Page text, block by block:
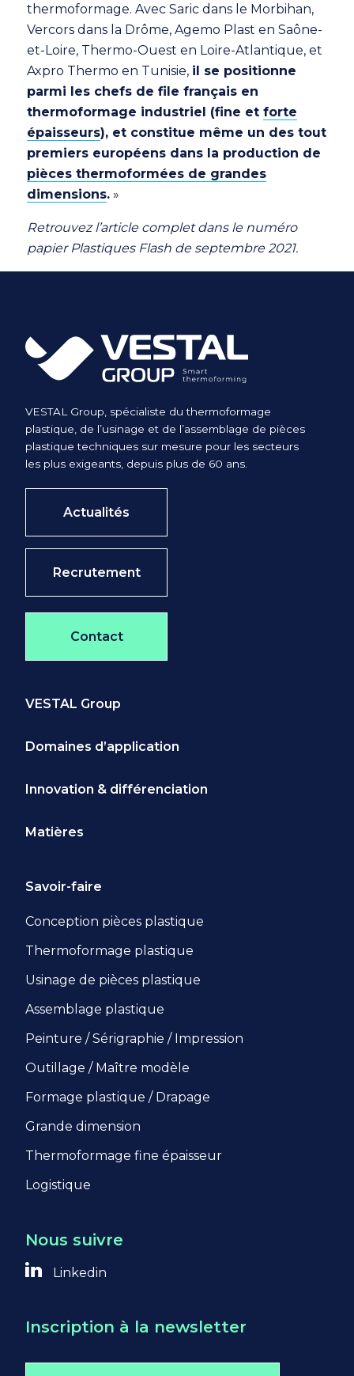
thermoformage. Avec Saric dans le Morbihan,
Vercors dans la Drôme, Agemo Plast en Saône-
et-Loire, Thermo-Ouest en Loire-Atlantique, et
Axpro Thermo en Tunisie, il se positionne
parmi les chefs de file français en
thermoformage industriel (fine etforte
épaisseurs), et constitue même un des tout
premiers européens dans la production de
pièces thermoformées de grandes
dimensions. »
Retrouvez l’article complet dans le numéro
papier Plastiques Flash de septembre 2021.
VESTAL Group, spécialiste du thermoformage
plastique, de l’usinage et de l’assemblage de pièces
plastique techniques sur mesure pour les secteurs
les plus exigeants, depuis plus de 60 ans.
Actualités
Recrutement
Contact
VESTAL Group
Domaines d’application
Innovation & différenciation
Matières
Savoir-faire
Conception pièces plastique
Thermoformage plastique
Usinage de pièces plastique
Assemblage plastique
Peinture / Sérigraphie / Impression
Outillage / Maître modèle
Formage plastique / Drapage
Grande dimension
Thermoformage fine épaisseur
Logistique
Nous suivre
Linkedin
Inscription à la newsletter